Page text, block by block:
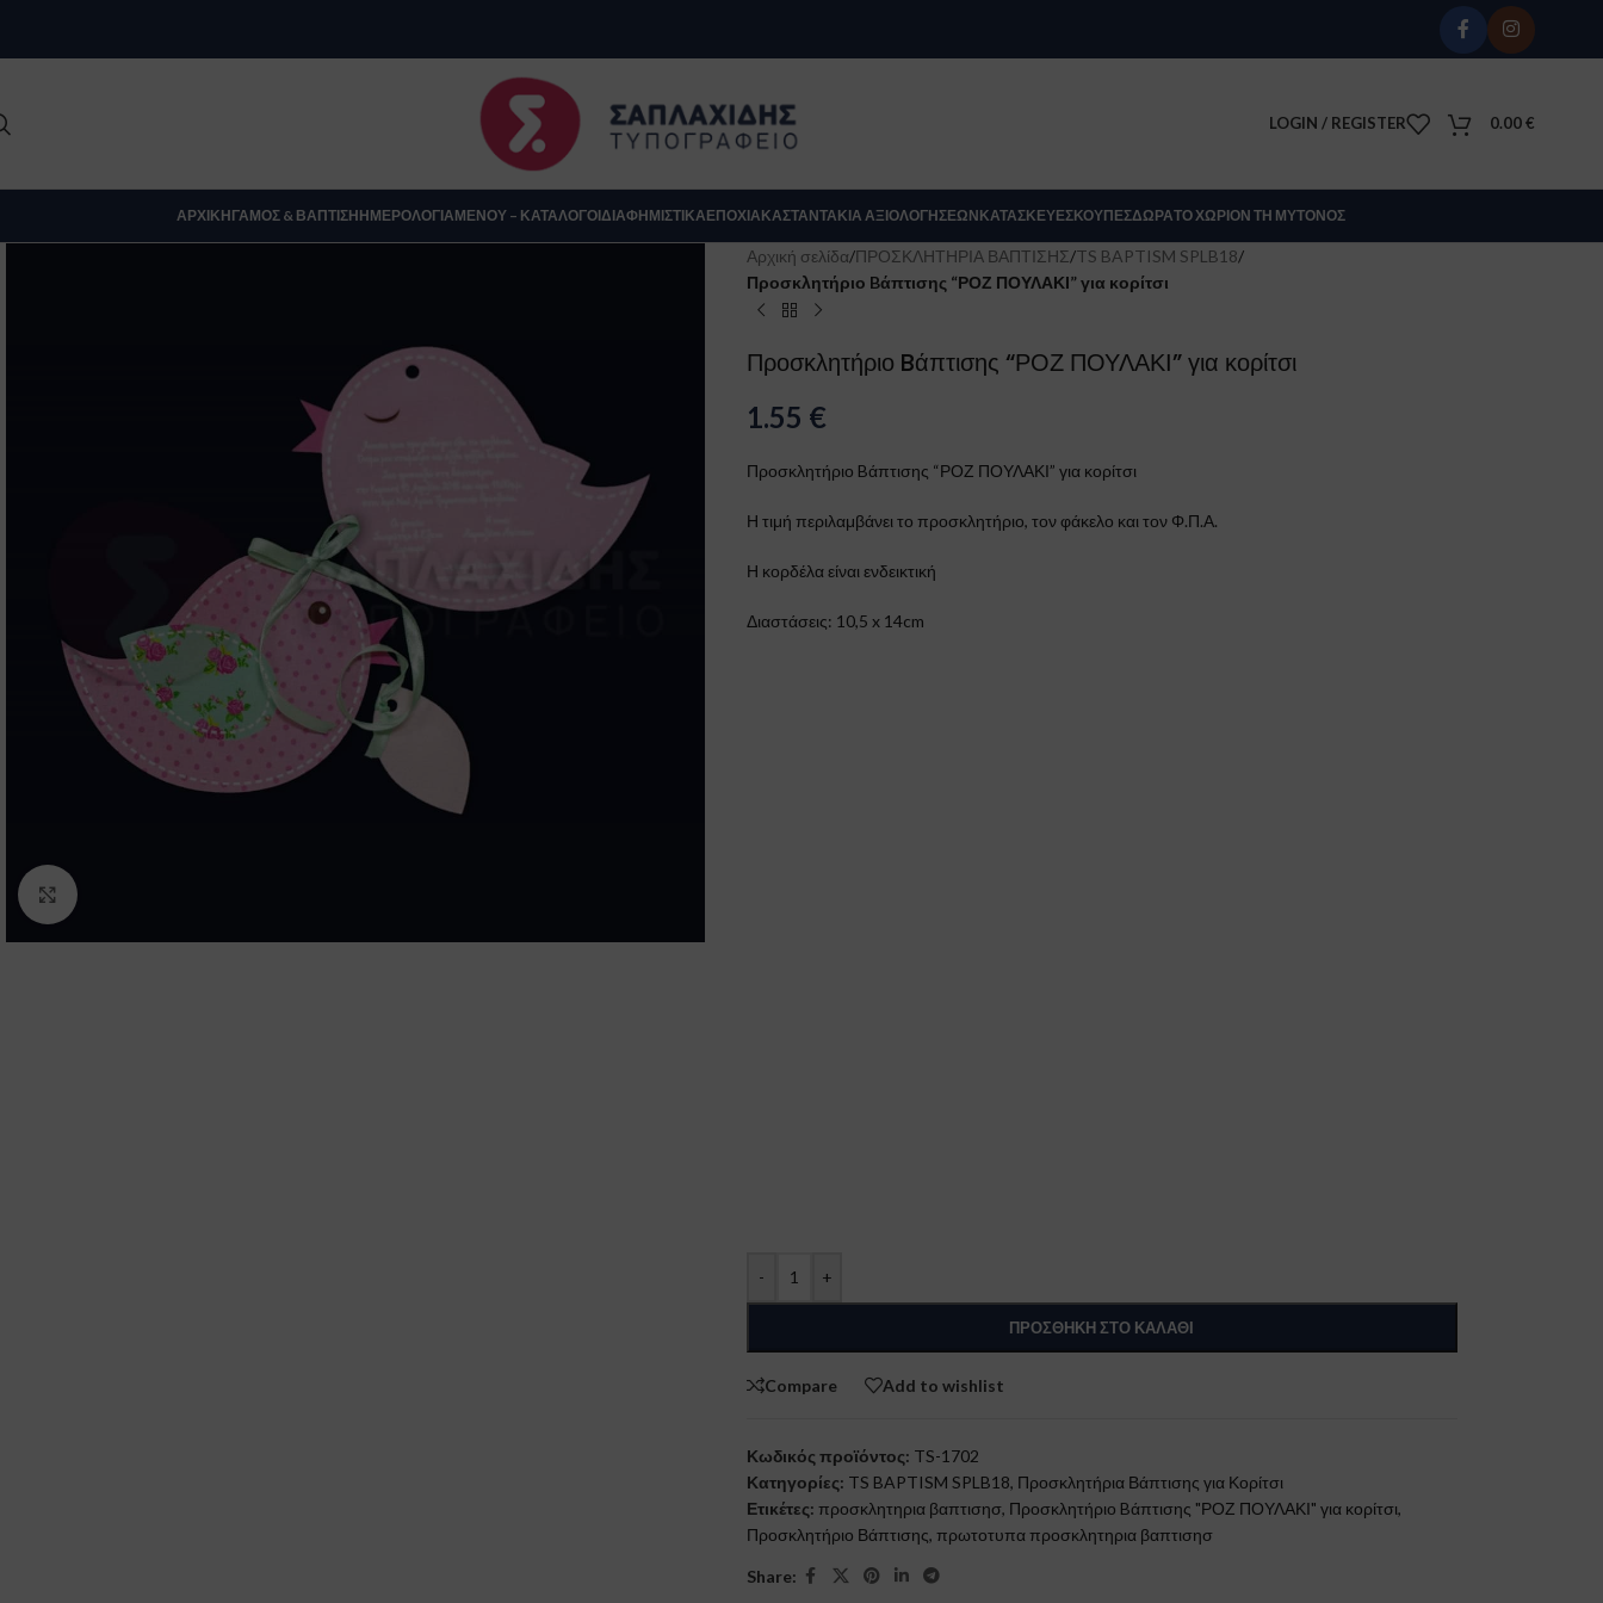
LOGIN / REGISTER 0.00€
ΑΡΧΙΚΉΓΆΜΟΣ & ΒΆΠΤΙΣΗΗΜΕΡΟΛΌΓΙΑΜΕΝΟΎ – ΚΑΤΆΛΟΓΟΙΔΙΑΦΗΜΙΣΤΙΚΑΕΠΟΧΙΑΚΆΣΤΑΝΤΆΚΙΑ ΑΞΙΟΛΟΓΉΣΕΩΝΚΑΤΑΣΚΕΥΈΣΚΟΎΠΕΣΔΏΡΑΤΟ ΧΩΡΊΟΝ ΤΗ ΜΎΤΟΝΟΣ
Αρχική σελίδα/ΠΡΟΣΚΛΗΤΗΡΙΑ ΒΑΠΤΙΣΗΣ/TS BAPTISM SPLB18/
Προσκλητήριο Bάπτισης “ΡΟΖ ΠΟΥΛΑΚΙ” για κορίτσι
Προσκλητήριο Bάπτισης “ΡΟΖ ΠΟΥΛΑΚΙ” για κορίτσι
1.55 €
Προσκλητήριο Bάπτισης “ΡΟΖ ΠΟΥΛΑΚΙ” για κορίτσι
Η τιμή περιλαμβάνει το προσκλητήριο, τον φάκελο και τον Φ.Π.Α.
Η κορδέλα είναι ενδεικτική
Διαστάσεις: 10,5 x 14cm
- +
ΠΡΟΣΘΉΚΗ ΣΤΟ ΚΑΛΆΘΙ
Compare Add to wishlist
Κωδικός προϊόντος: TS-1702
Κατηγορίες: TS BAPTISM SPLB18, Προσκλητήρια Βάπτισης για Κορίτσι
Ετικέτες: προσκλητηρια βαπτισησ, Προσκλητήριο Bάπτισης "ΡΟΖ ΠΟΥΛΑΚΙ" για κορίτσι,
Προσκλητήριο Βάπτισης, πρωτοτυπα προσκλητηρια βαπτισησ
Share: